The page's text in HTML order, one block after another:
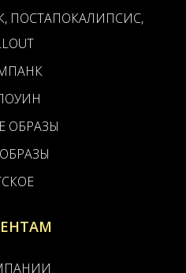
ПОСТАПОКАЛИПСИС,
ОБРАЗЫ